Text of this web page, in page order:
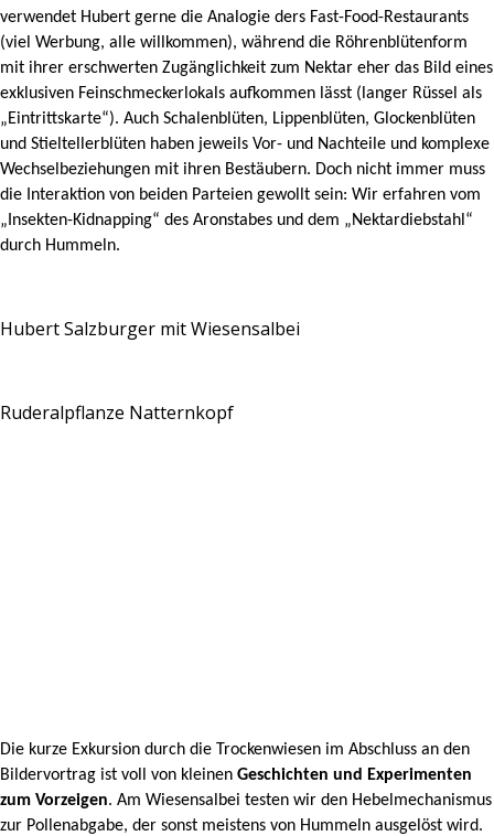
verwendet Hubert gerne die Analogie ders Fast-Food-Restaurants
(viel Werbung, alle willkommen), während die Röhrenblütenform
mit ihrer erschwerten Zugänglichkeit zum Nektar eher das Bild eines
exklusiven Feinschmeckerlokals aufkommen lässt (langer Rüssel als
„Eintrittskarte“). Auch Schalenblüten, Lippenblüten, Glockenblüten
und Stieltellerblüten haben jeweils Vor- und Nachteile und komplexe
Wechselbeziehungen mit ihren Bestäubern. Doch nicht immer muss
die Interaktion von beiden Parteien gewollt sein: Wir erfahren vom
„Insekten-Kidnapping“ des Aronstabes und dem „Nektardiebstahl“
durch Hummeln.
Hubert Salzburger mit Wiesensalbei
Ruderalpflanze Natternkopf
Die kurze Exkursion durch die Trockenwiesen im Abschluss an den
Bildervortrag ist voll von kleinen Geschichten und Experimenten
zum Vorzeigen. Am Wiesensalbei testen wir den Hebelmechanismus
zur Pollenabgabe, der sonst meistens von Hummeln ausgelöst wird.